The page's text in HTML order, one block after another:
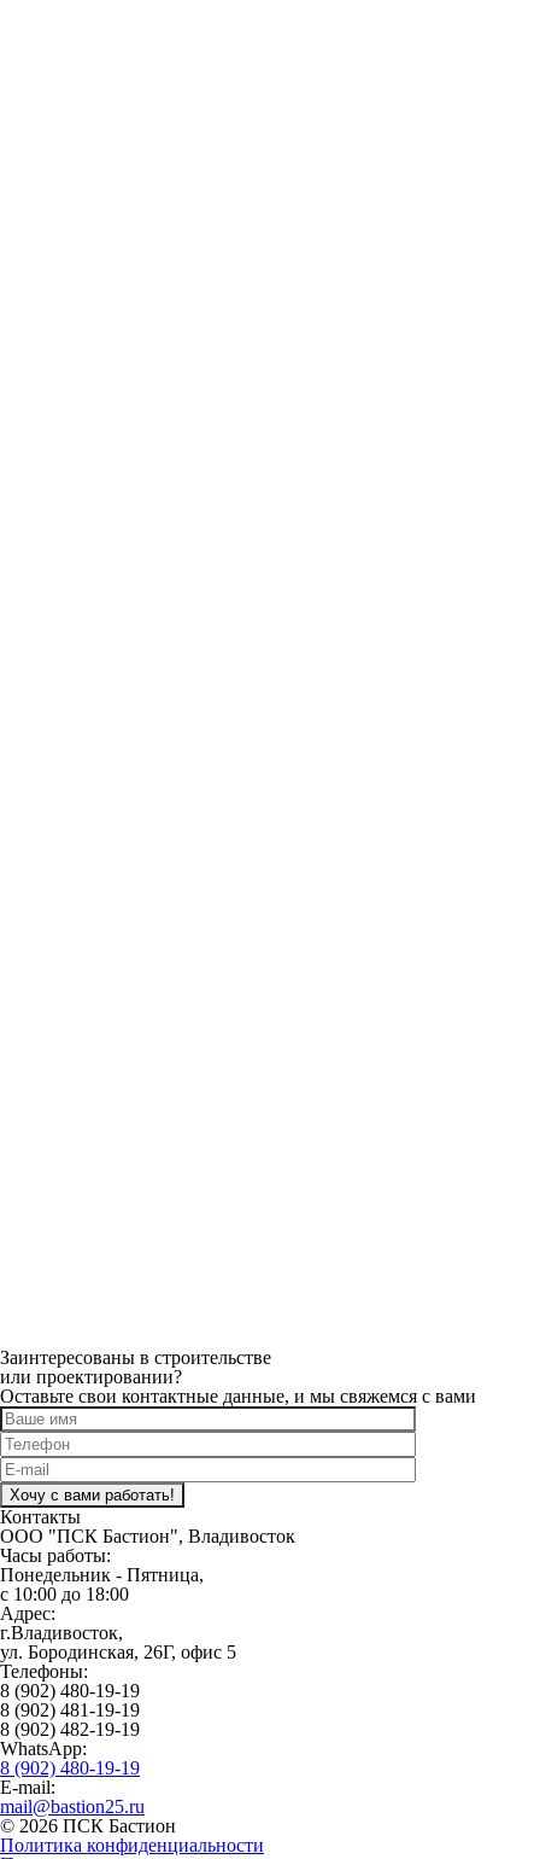
Заинтересованы в строительстве
или проектировании?
Оставьте свои контактные данные, и мы свяжемся с вами
это поле пустым.
Контакты
ООО "ПСК Бастион", Владивосток
Часы работы:
Понедельник - Пятница,
с 10:00 до 18:00
Адрес:
г.Владивосток,
ул. Бородинская, 26Г, офис 5
Телефоны:
8 (902) 480-19-19
8 (902) 481-19-19
8 (902) 482-19-19
WhatsApp:
8 (902) 480-19-19
E-mail:
mail@bastion25.ru
© 2026 ПСК Бастион
Политика конфиденциальности